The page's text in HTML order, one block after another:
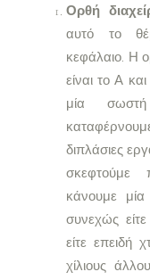
Ορθή
αυτό το
κεφάλαιο. Η
είναι το Α
μία
διπλάσιες
σκεφτούμε
κάνουμε μία
συνεχώς
είτε επειδή
χίλιους